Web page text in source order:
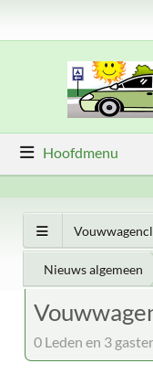
Hoofdmenu
Nieuws algemeen
0 Leden en 3